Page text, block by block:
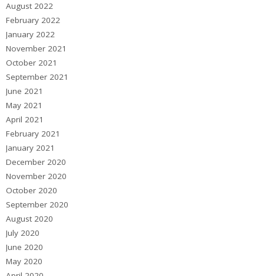
August 2022
February 2022
January 2022
November 2021
October 2021
September 2021
June 2021
May 2021
April 2021
February 2021
January 2021
December 2020
November 2020
October 2020
September 2020
August 2020
July 2020
June 2020
May 2020